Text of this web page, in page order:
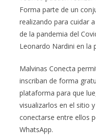
Forma parte de un
realizando para cuidar
de la pandemia del
Leonardo Nardini en la
Malvinas Conecta
inscriban de forma
plataforma para que
visualizarlos en el sitio
conectarse entre ellos
WhatsApp.